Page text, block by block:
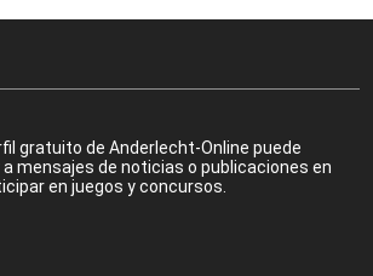
gratuito de Anderlecht-Online puede
mensajes de noticias o publicaciones en
en juegos y concursos.